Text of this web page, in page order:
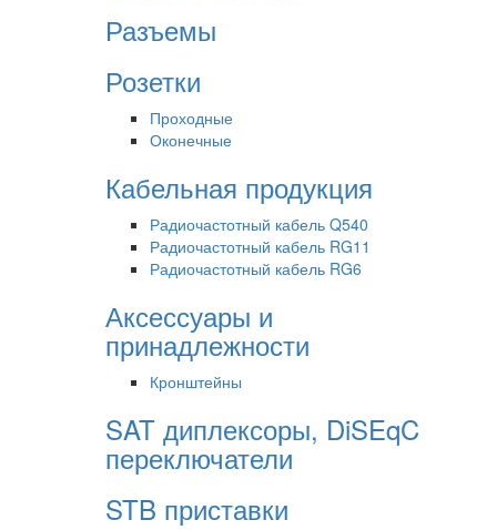
Разъемы
Розетки
Проходные
Оконечные
Кабельная продукция
Радиочастотный кабель Q540
Радиочастотный кабель RG11
Радиочастотный кабель RG6
Аксессуары и
принадлежности
Кронштейны
SAT диплексоры, DiSEqC
переключатели
STB приставки